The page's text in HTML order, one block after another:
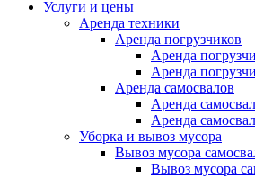
Услуги и цены
Аренда техники
Аренда погрузчиков
Аренда
Аренда
Аренда самосвалов
Аренда
Аренда
Уборка и вывоз мусора
Вывоз мусора
Вывоз мусора